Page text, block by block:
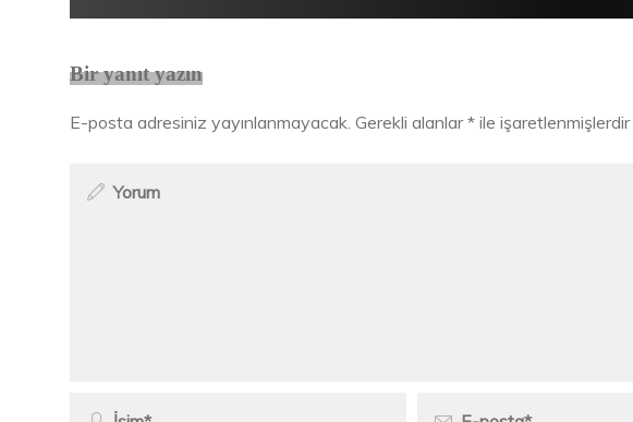
Bir yanıt yazın
E-posta adresiniz yayınlanmayacak. Gerekli alanlar* ile işaretlenmişlerdir